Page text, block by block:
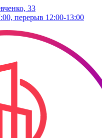
33
перерыв 12:00-13:00